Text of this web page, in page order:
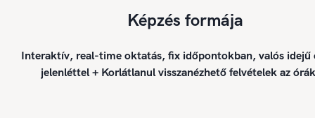
Képzés formája
Interaktív, real-time oktatás, fix időpontokban, valós
jelenléttel + Korlátlanul visszanézhető felvételek az